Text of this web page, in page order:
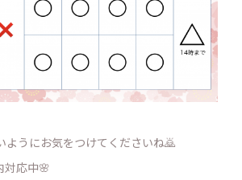
ようにお気をつけてくださいね🙇
対応中🌸